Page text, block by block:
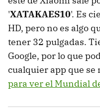
'XATAKAES10'. Es
HD, pero no es algo
tener 32 pulgadas.
Google, por lo que
cualquier app que se
para ver el Mundial